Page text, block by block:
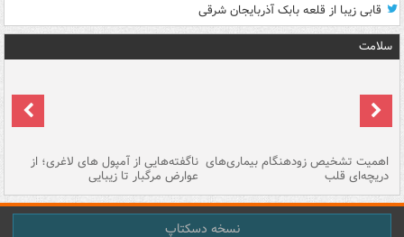
قابی زیبا از قلعه بابک آذربایجان شرقی
سلامت
اهمیت تشخیص زودهنگام بیماری‌های
دریچه‌ای قلب
ناگفته‌هایی از آمپول های لاغری؛ از
عوارض مرگبار تا زیبایی
نسخه دسکتاپ